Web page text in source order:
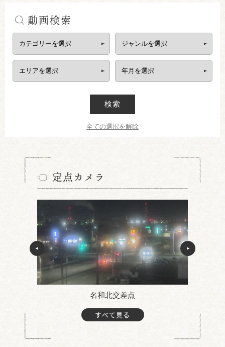
動画検索
検索
全ての選択を解除
定点カメラ
名和北交差点
すべて見る